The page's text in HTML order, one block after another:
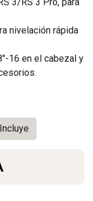
nivelación rápida
16 en el cabezal y
Incluye